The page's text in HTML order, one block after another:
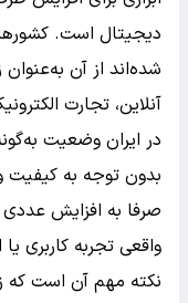
دیجیتال است.
شده‌اند از آن
آنلاین، تجارت
در ایران وضعیت
بدون توجه به
صرفا به افزایش
واقعی تجربه کاربری
نکته مهم آن است